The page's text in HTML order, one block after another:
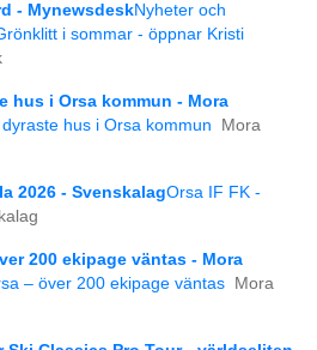
- MynewsdeskNyheter och
i sommar - öppnar Kristi
hus i Orsa kommun - Mora
hus i Orsa kommun
Mora
2026 - SvenskalagOrsa IF FK -
200 ekipage väntas - Mora
– över 200 ekipage väntas
Mora